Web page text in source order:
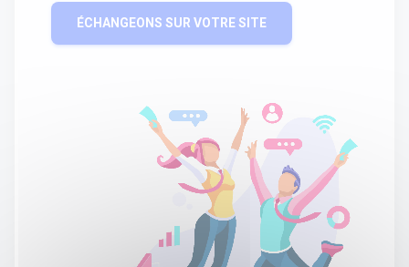
ÉCHANGEONS SUR VOTRE SITE